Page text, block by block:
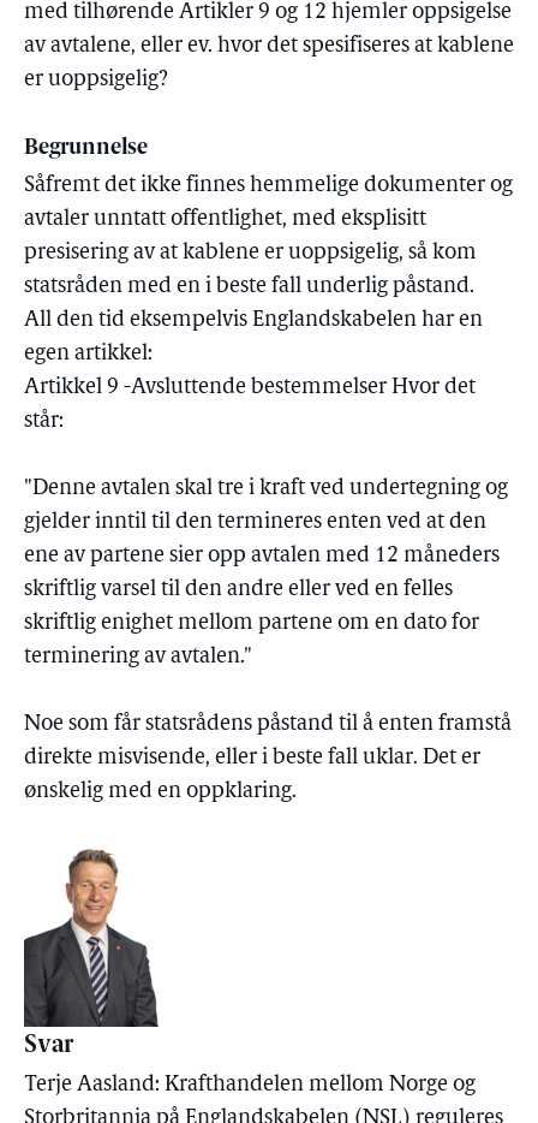
med tilhørende Artikler 9 og 12 hjemler oppsigelse
av avtalene, eller ev. hvor det spesifiseres at kablene
er uoppsigelig?
Begrunnelse
Såfremt det ikke finnes hemmelige dokumenter og
avtaler unntatt offentlighet, med eksplisitt
presisering av at kablene er uoppsigelig, så kom
statsråden med en i beste fall underlig påstand.
All den tid eksempelvis Englandskabelen har en
egen artikkel:
Artikkel 9 -Avsluttende bestemmelser Hvor det
står:
"Denne avtalen skal tre i kraft ved undertegning og
gjelder inntil til den termineres enten ved at den
ene av partene sier opp avtalen med 12 måneders
skriftlig varsel til den andre eller ved en felles
skriftlig enighet mellom partene om en dato for
terminering av avtalen."
Noe som får statsrådens påstand til å enten framstå
direkte misvisende, eller i beste fall uklar. Det er
ønskelig med en oppklaring.
Svar
Terje Aasland: Krafthandelen mellom Norge og